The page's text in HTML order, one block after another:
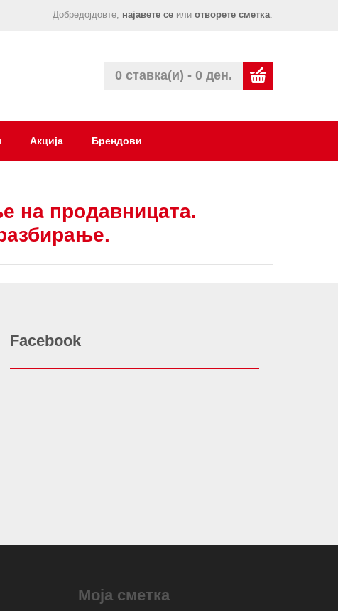
Добредојдовте, најавете се или отворете сметка.
0 ставка(и) - 0 ден.
Акција Брендови
на продавницата.
Facebook
Моја сметка